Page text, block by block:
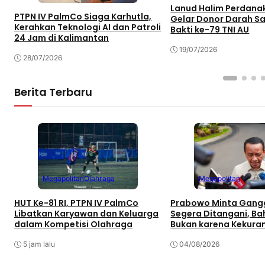
PTPN IV PalmCo Siaga Karhutla,
Kerahkan Teknologi AI dan Patroli
24 Jam di Kalimantan
28/07/2026
Lanud Halim
Gelar Donor Darah
Bakti ke-79 TNI AU
19/07/2026
Berita Terbaru
MegapolitanOlahraga
HUT Ke-81 RI, PTPN IV PalmCo
Libatkan Karyawan dan Keluarga
dalam Kompetisi Olahraga
5 jam lalu
Megapolitan
Prabowo Minta
Segera Ditangani,
Bukan karena
04/08/2026